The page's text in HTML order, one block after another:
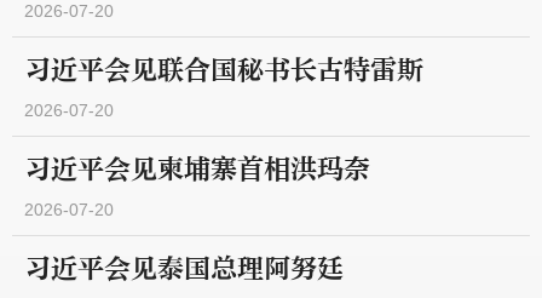
2026-07-20
习近平会见联合国秘书长古特雷斯
2026-07-20
习近平会见柬埔寨首相洪玛奈
2026-07-20
习近平会见泰国总理阿努廷